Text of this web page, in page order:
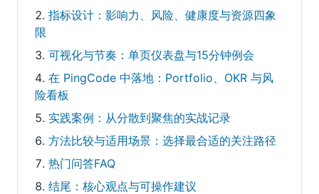
指标设计：影响力、风险、健康度与资源四象
限
可视化与节奏：单页仪表盘与15分钟例会
在 PingCode 中落地：Portfolio、OKR 与风
险看板
实践案例：从分散到聚焦的实战记录
方法比较与适用场景：选择最合适的关注路径
热门问答FAQ
结尾：核心观点与可操作建议